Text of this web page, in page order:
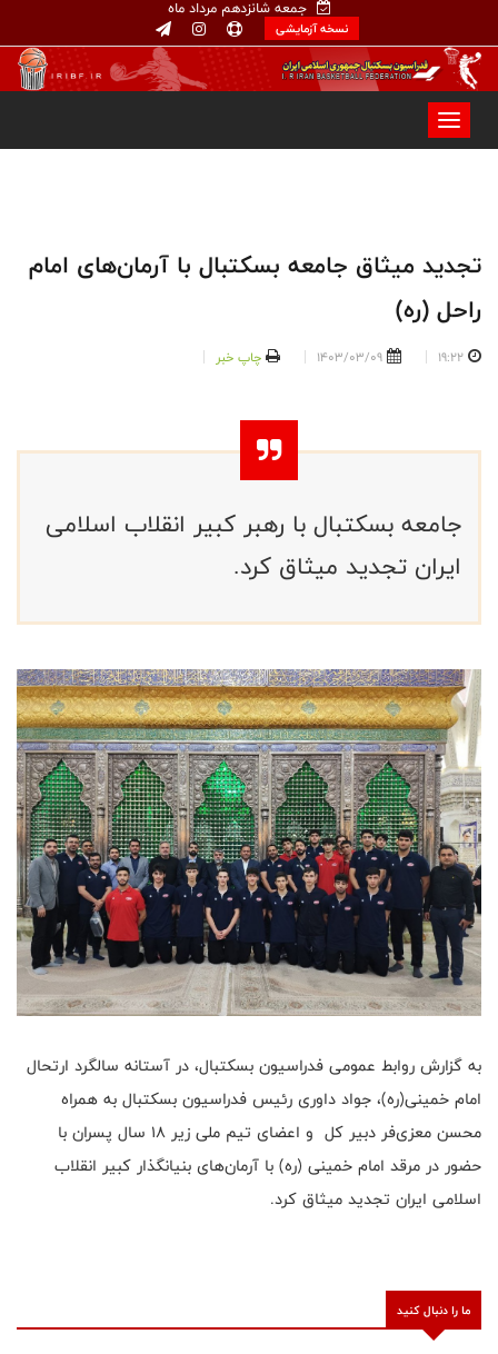
جمعه شانزدهم مرداد ماه
نسخه آزمایشی
تجدید میثاق جامعه بسکتبال با آرمان‌های امام
راحل (ره)
19:22
1403/03/09 چاپ خبر
جامعه بسکتبال با رهبر کبیر انقلاب اسلامی
ایران تجدید میثاق کرد.
به گزارش روابط عمومی فدراسیون بسکتبال، در آستانه سالگرد ارتحال
امام خمینی(ره)، جواد داوری رئیس فدراسیون بسکتبال به همراه
محسن معزی‌فر دبیر کل و اعضای تیم ملی زیر ۱۸ سال پسران با
حضور در مرقد امام خمینی (ره) با آرمان‌های بنیانگذار کبیر انقلاب
اسلامی ایران تجدید میثاق کرد.
ما را دنبال کنید